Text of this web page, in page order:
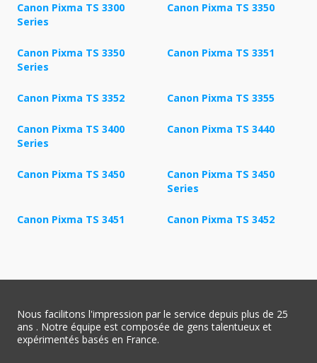
Canon Pixma TS 3300
Series
Canon Pixma TS 3350
Canon Pixma TS 3350
Series
Canon Pixma TS 3351
Canon Pixma TS 3352 Canon Pixma TS 3355
Canon Pixma TS 3400
Series
Canon Pixma TS 3440
Canon Pixma TS 3450
Canon Pixma TS 3450
Series
Canon Pixma TS 3451 Canon Pixma TS 3452
Nous facilitons l'impression par le service depuis plus de 25
ans . Notre équipe est composée de gens talentueux et
expérimentés basés en France.